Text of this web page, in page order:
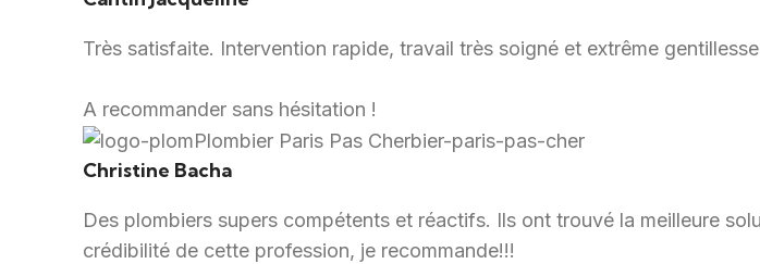
Très satisfaite. Intervention rapide, travail très soigné et extrême
A recommander sans hésitation !
Christine Bacha
Des plombiers supers compétents et réactifs. Ils ont trouvé la meilleure
crédibilité de cette profession, je recommande!!!